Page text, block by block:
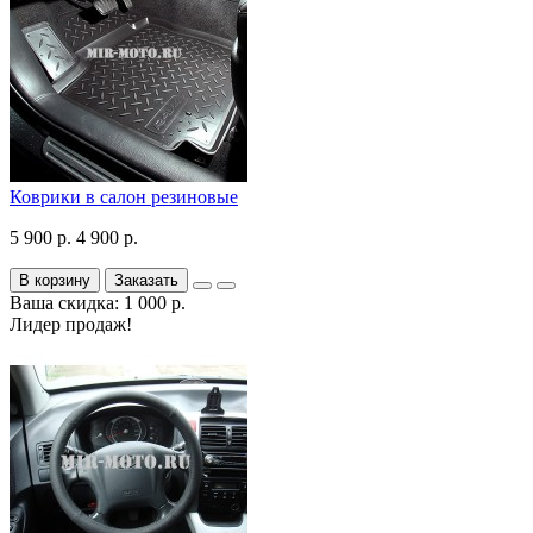
Коврики в салон резиновые
5 900 р. 4 900 р.
В корзину Заказать
Ваша скидка: 1 000 р.
Лидер продаж!